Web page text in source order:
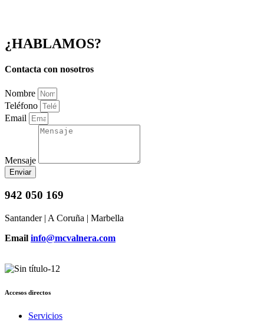
¿HABLAMOS?
Contacta con nosotros
Nombre
Teléfono
Email
Mensaje
Enviar
942 050 169
Santander | A Coruña | Marbella
Email info@mcvalnera.com
Accesos directos
Servicios